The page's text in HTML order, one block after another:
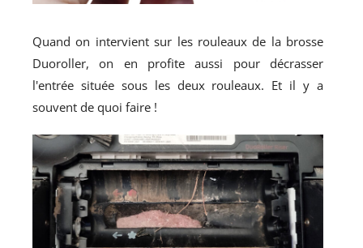
Quand on intervient sur les rouleaux de la brosse
Duoroller, on en profite aussi pour décrasser
l'entrée située sous les deux rouleaux. Et il y a
souvent de quoi faire !